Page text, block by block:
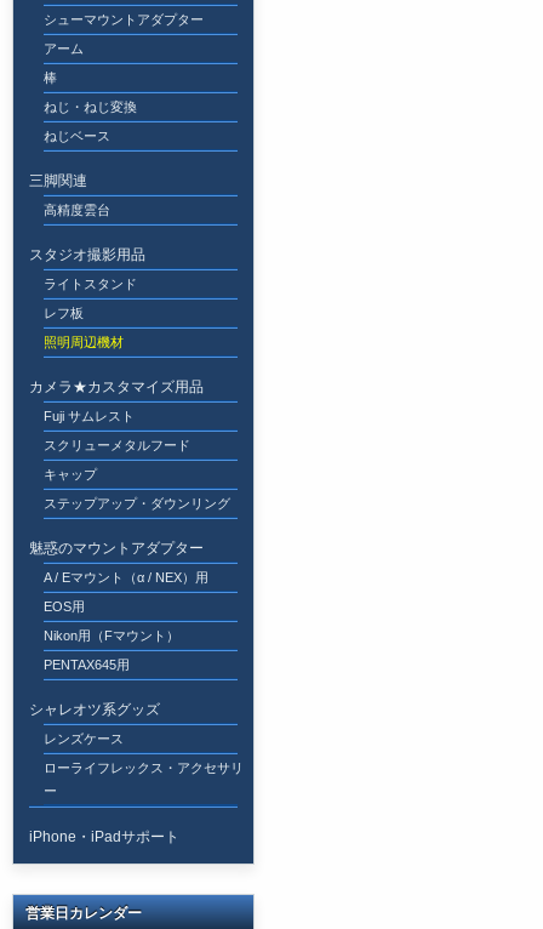
シューマウントアダプター
アーム
棒
ねじ・ねじ変換
ねじベース
三脚関連
高精度雲台
スタジオ撮影用品
ライトスタンド
レフ板
照明周辺機材
カメラ★カスタマイズ用品
Fuji サムレスト
スクリューメタルフード
キャップ
ステップアップ・ダウンリング
魅惑のマウントアダプター
A / Eマウント（α / NEX）用
EOS用
Nikon用（Fマウント）
PENTAX645用
シャレオツ系グッズ
レンズケース
ローライフレックス・アクセサリ
ー
iPhone・iPadサポート
営業日カレンダー